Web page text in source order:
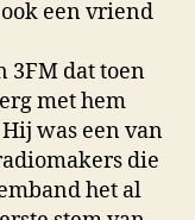
een vriend
3FM dat toen
met hem
was een van
die
het al